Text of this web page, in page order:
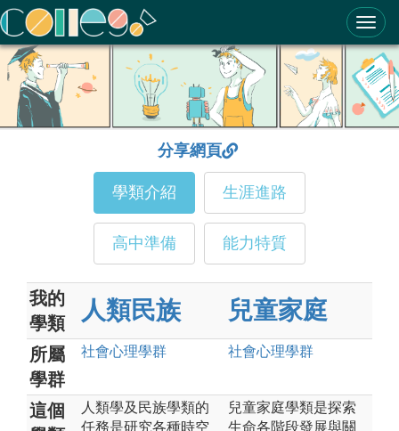
ColleGo! 大學選才與高中育才輔助系統
分享網頁
學類介紹 生涯進路
高中準備 能力特質
我的
學類
人類民族 兒童家庭
所屬
學群
社會心理學群 社會心理學群
這個
人類學及民族學類的
任務是研究各種時空
兒童家庭學類是探索
生命各階段發展與關